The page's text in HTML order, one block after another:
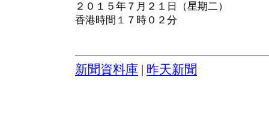
２０１５年７月２１日（星期二）
香港時間１７時０２分
新聞資料庫 昨天新聞